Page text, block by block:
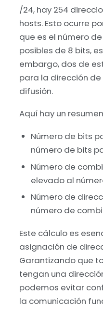
/24, hay 254
hosts. Esto ocurre
que es el número
posibles de 8 bits,
embargo, dos de
para la dirección
difusión.
Aquí hay un
Número de bits
número de bits
Número de
elevado al
Número de
número de
Este cálculo es
asignación de
Garantizando que
tengan una
podemos evitar
la comunicación